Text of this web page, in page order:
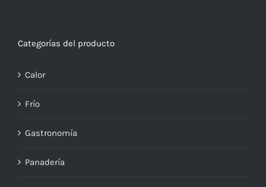
Categorías del producto
Calor
Frío
Gastronomía
Panadería